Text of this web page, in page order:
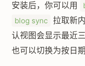
安装后，你可以用
blog sync 拉取新
认视图会显示最近
也可以切换为按日